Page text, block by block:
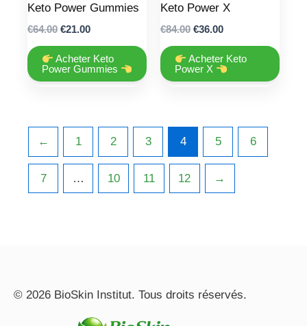
Keto Power Gummies
€64.00 Original
was:
€64.00.
€21.00Current
is:
€21.00.
Acheter Keto
Power Gummies
Keto Power X
€84.00 Original
was:
€84.00.
€36.00Current
is:
€36.00.
Acheter Keto
Power X
← 1 2 3 4 5 6
7 … 10 11 12 →
© 2026 BioSkin Institut. Tous droits réservés.